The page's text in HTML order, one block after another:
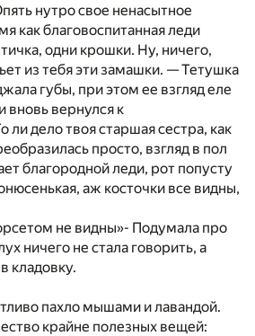
нутро свое ненасытное
как благовоспитанная леди
одни крошки. Ну, ничего,
из тебя эти замашки. — Тетушка
губы, при этом ее взгляд еле
вновь вернулся к
дело твоя старшая сестра, как
просто, взгляд в пол
благородной леди, рот попусту
аж косточки все видны,
не видны»- Подумала про
ничего не стала говорить, а
кладовку.
пахло мышами и лавандой.
крайне полезных вещей: